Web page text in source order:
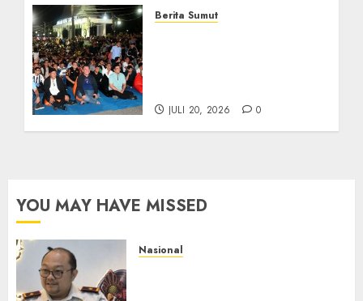
Berita Sumut
JULI 20, 2026 0
YOU MAY HAVE MISSED
Nasional